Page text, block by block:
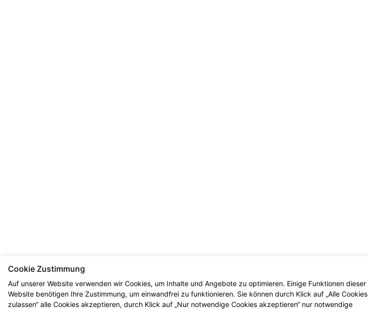
Cookie Zustimmung
Auf unserer Website verwenden wir Cookies, um Inhalte und Angebote zu optimieren. Einige Funktionen dieser
Website benötigen Ihre Zustimmung, um einwandfrei zu funktionieren. Sie können durch Klick auf „Alle Cookies
zulassen“ alle Cookies akzeptieren, durch Klick auf „Nur notwendige Cookies akzeptieren“ nur notwendige